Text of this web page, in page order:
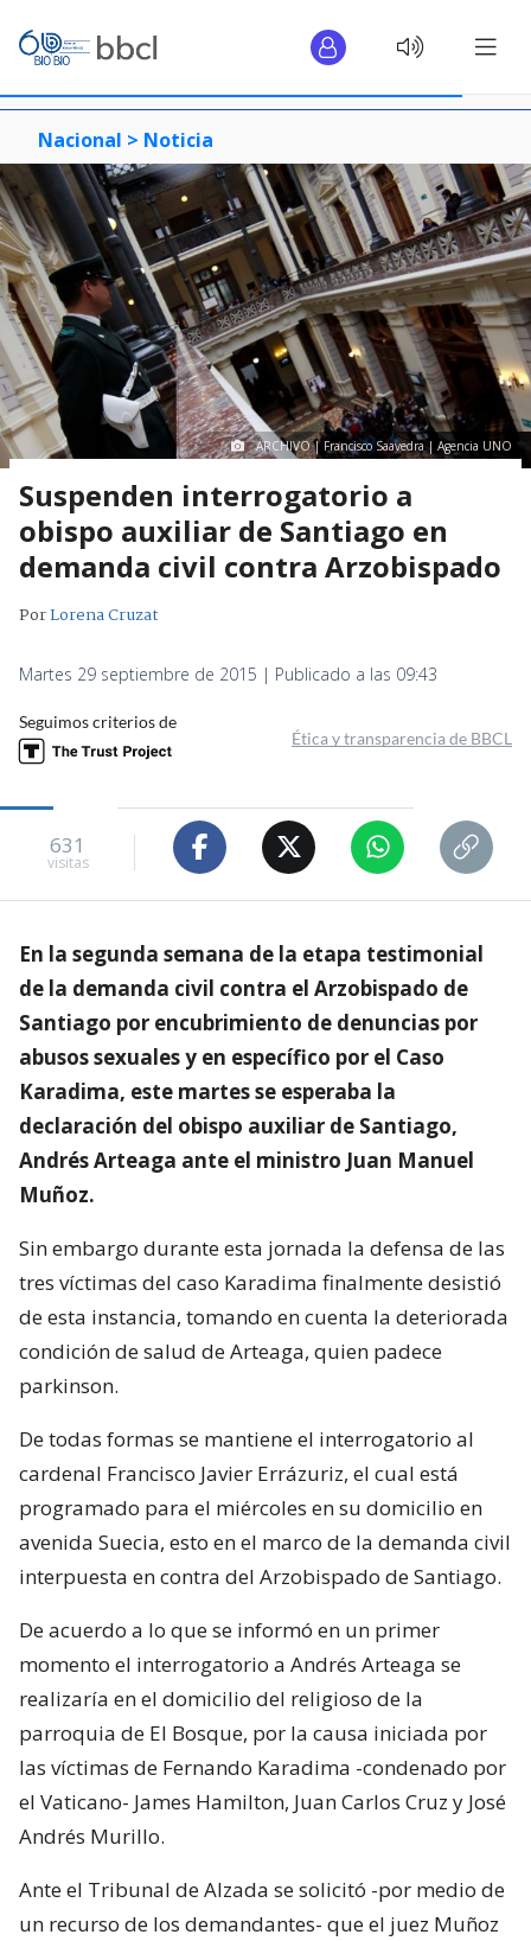
Nacional > Noticia
ARCHIVO | Francisco Saavedra | Agencia UNO
Suspenden interrogatorio a
obispo auxiliar de Santiago en
demanda civil contra Arzobispado
PorLorena Cruzat
Martes 29 septiembre de 2015 | Publicado a las 09:43
Seguimos criterios de
Ética y transparencia de BBCL
631
visitas
En la segunda semana de la etapa testimonial
de la demanda civil contra el Arzobispado de
Santiago por encubrimiento de denuncias por
abusos sexuales y en específico por el Caso
Karadima, este martes se esperaba la
declaración del obispo auxiliar de Santiago,
Andrés Arteaga ante el ministro Juan Manuel
Muñoz.
Sin embargo durante esta jornada la defensa de las
tres víctimas del caso Karadima finalmente desistió
de esta instancia, tomando en cuenta la deteriorada
condición de salud de Arteaga, quien padece
parkinson.
De todas formas se mantiene el interrogatorio al
cardenal Francisco Javier Errázuriz, el cual está
programado para el miércoles en su domicilio en
avenida Suecia, esto en el marco de la demanda civil
interpuesta en contra del Arzobispado de Santiago.
De acuerdo a lo que se informó en un primer
momento el interrogatorio a Andrés Arteaga se
realizaría en el domicilio del religioso de la
parroquia de El Bosque, por la causa iniciada por
las víctimas de Fernando Karadima -condenado por
el Vaticano- James Hamilton, Juan Carlos Cruz y José
Andrés Murillo.
Ante el Tribunal de Alzada se solicitó -por medio de
un recurso de los demandantes- que el juez Muñoz